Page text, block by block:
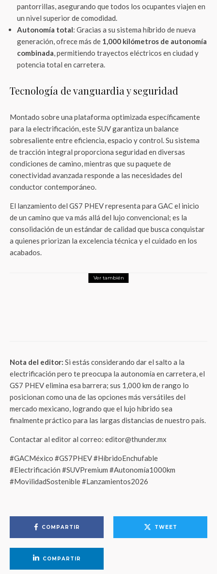
pantorrillas, asegurando que todos los ocupantes viajen en
un nivel superior de comodidad.
Autonomía total: Gracias a su sistema híbrido de nueva
generación, ofrece más de 1,000 kilómetros de autonomía
combinada, permitiendo trayectos eléctricos en ciudad y
potencia total en carretera.
Tecnología de vanguardia y seguridad
Montado sobre una plataforma optimizada específicamente
para la electrificación, este SUV garantiza un balance
sobresaliente entre eficiencia, espacio y control. Su sistema
de tracción integral proporciona seguridad en diversas
condiciones de camino, mientras que su paquete de
conectividad avanzada responde a las necesidades del
conductor contemporáneo.
El lanzamiento del GS7 PHEV representa para GAC el inicio
de un camino que va más allá del lujo convencional; es la
consolidación de un estándar de calidad que busca conquistar
a quienes priorizan la excelencia técnica y el cuidado en los
acabados.
Ver también
Nota del editor: Si estás considerando dar el salto a la
electrificación pero te preocupa la autonomía en carretera, el
GS7 PHEV elimina esa barrera; sus 1,000 km de rango lo
posicionan como una de las opciones más versátiles del
mercado mexicano, logrando que el lujo híbrido sea
finalmente práctico para las largas distancias de nuestro país.
Contactar al editor al correo: editor@thunder.mx
#GACMéxico #GS7PHEV #HíbridoEnchufable
#Electrificación #SUVPremium #Autonomía1000km
#MovilidadSostenible #Lanzamientos2026
COMPARTIR TWEET
COMPARTIR